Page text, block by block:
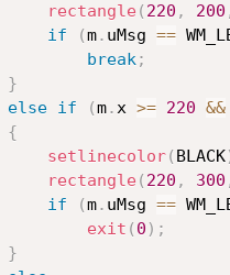
rectangle( 220 , 200
if
(m. uMsg ==
break;
}
else if (m.x >= 220 &&
{
setlinecolor( BLACK
rectangle( 220 , 300
if
(m. uMsg ==
exit ( 0 ) ;
}